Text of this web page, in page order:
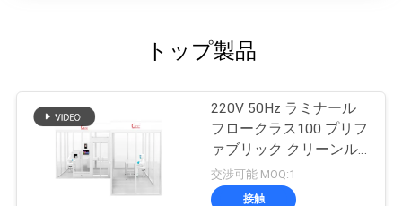
トップ製品
220V 50Hz ラミナール
フロークラス100 プリフ
ァブリック クリーンル
ーム
交渉可能 MOQ:1
接触